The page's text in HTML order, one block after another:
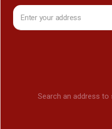
Search an address